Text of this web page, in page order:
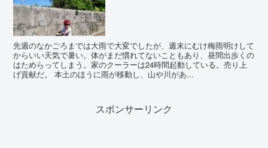
先週のなかごろまでは大雨で大変でしたが、週末にむけ梅雨明けして
からいい天気で暑い。体がまだ慣れてないこともあり、昼間出歩くの
はためらってしまう。家のクーラーは24時間起動している。売り上
げ貢献だ。 本土のほうに雨が移動し、山や川があ...
スポンサーリンク